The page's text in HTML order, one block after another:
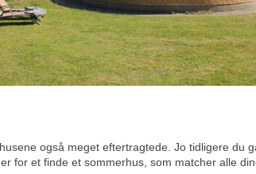
også meget eftertragtede. Jo tidligere du
for et finde et sommerhus, som matcher alle